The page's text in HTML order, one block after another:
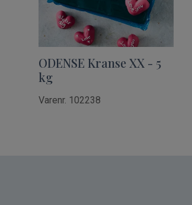
ODENSE Kranse XX - 5
kg
Varenr. 102238